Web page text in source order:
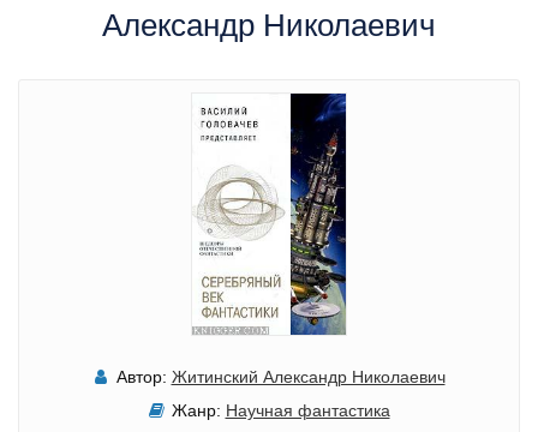
Александр Николаевич
Автор: Житинский Александр Николаевич
Жанр: Научная фантастика